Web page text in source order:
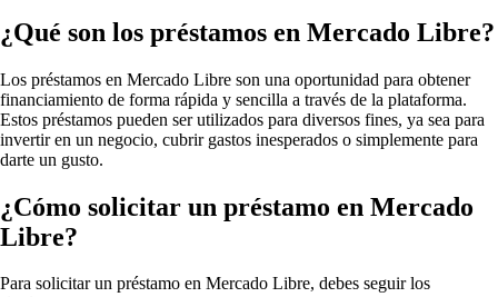
¿Qué son los préstamos en Mercado Libre?
Los préstamos en Mercado Libre son una oportunidad para obtener
financiamiento de forma rápida y sencilla a través de la plataforma.
Estos préstamos pueden ser utilizados para diversos fines, ya sea para
invertir en un negocio, cubrir gastos inesperados o simplemente para
darte un gusto.
¿Cómo solicitar un préstamo en Mercado
Libre?
Para solicitar un préstamo en Mercado Libre, debes seguir los